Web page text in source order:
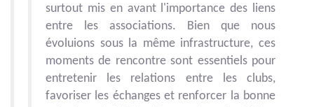
surtout mis en avant l'importance des liens
entre les associations. Bien que nous
évoluions sous la même infrastructure, ces
moments de rencontre sont essentiels pour
entretenir les relations entre les clubs,
favoriser les échanges et renforcer la bonne